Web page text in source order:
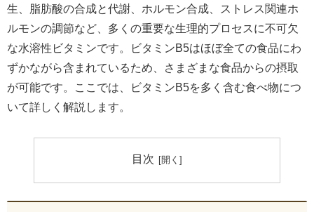
生、脂肪酸の合成と代謝、ホルモン合成、ストレス関連ホ
ルモンの調節など、多くの重要な生理的プロセスに不可欠
な水溶性ビタミンです。ビタミンB5はほぼ全ての食品にわ
ずかながら含まれているため、さまざまな食品からの摂取
が可能です。ここでは、ビタミンB5を多く含む食べ物につ
いて詳しく解説します。
目次